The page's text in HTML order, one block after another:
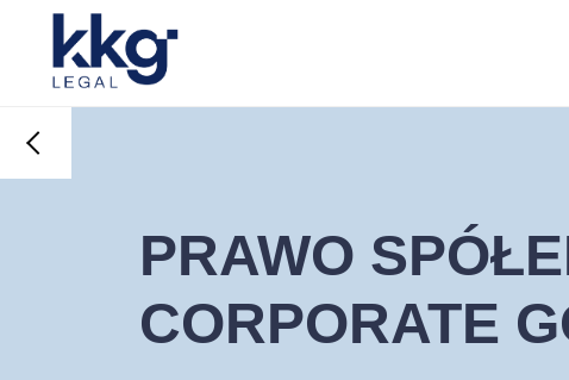
PRAWO
CORPORATE